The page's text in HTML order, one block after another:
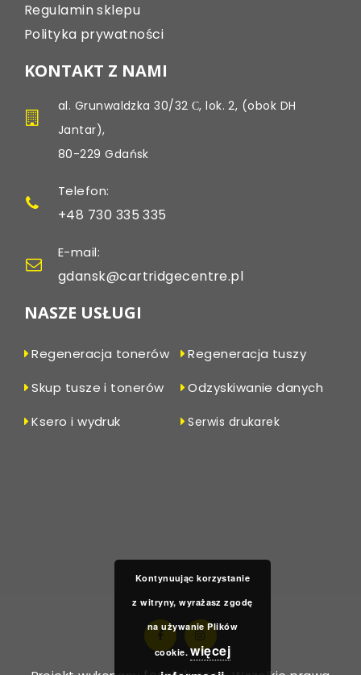
Regulamin sklepu
Polityka prywatności
KONTAKT Z NAMI
al. Grunwaldzka 30/32 С, lok. 2, (obok DH
Jantar),
80-229 Gdańsk
Telefon:
+48 730 335 335
E-mail:
gdansk@cartridgecentre.pl
NASZE USŁUGI
Regeneracja tonerów
Regeneracja tuszy
Skup tusze i tonerów
Odzyskiwanie danych
Ksero i wydruk
Serwis drukarek
Kontynuując korzystanie
z witryny, wyrażasz zgodę
na używanie Plików
cookie.więcej